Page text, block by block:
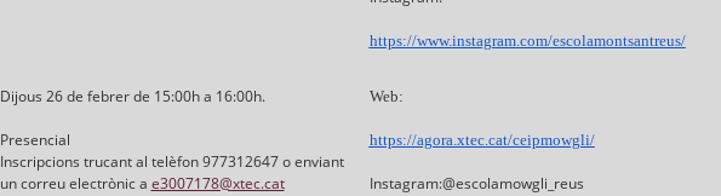
https://www.instagram.com/escolamontsantreus/
Dijous 26 de febrer de 15:00h a 16:00h.
Presencial
Inscripcions trucant al telèfon 977312647 o enviant
un correu electrònic a e3007178@xtec.cat
Web:
https://agora.xtec.cat/ceipmowgli/
Instagram:@escolamowgli_reus